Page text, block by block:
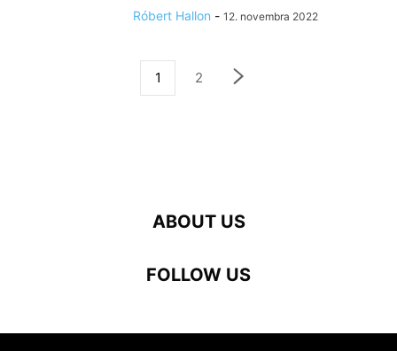
Róbert Hallon - 12. novembra 2022
1 2
ABOUT US
FOLLOW US